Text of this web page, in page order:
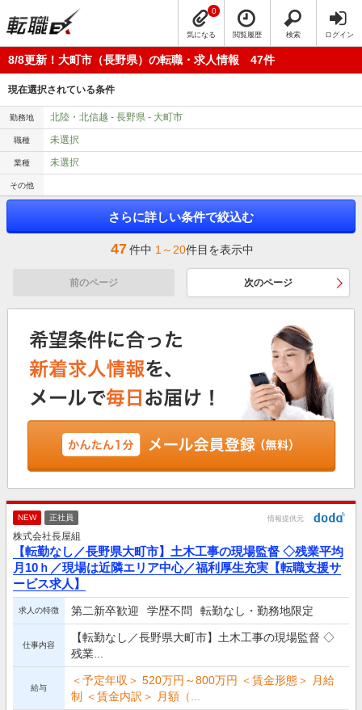
気になる
0
閲覧履歴 検索 ログイン
8/8更新！大町市（長野県）の転職・求人情報 47件
現在選択されている条件
勤務地 北陸・北信越 - 長野県 - 大町市
職種 未選択
業種 未選択
その他
さらに詳しい条件で絞込む
47件中 1～20件目を表示中
前のページ 次のページ
NEW 正社員 情報提供元
株式会社長屋組
【転勤なし／長野県大町市】土木工事の現場監督 ◇残業平均
月10ｈ／現場は近隣エリア中心／福利厚生充実【転職支援サ
ービス求人】
求人の特徴 第二新卒歓迎 学歴不問 転勤なし・勤務地限定
仕事内容
【転勤なし／長野県大町市】土木工事の現場監督 ◇
残業...
給与
＜予定年収＞ 520万円～800万円 ＜賃金形態＞ 月給
制 ＜賃金内訳＞ 月額（...